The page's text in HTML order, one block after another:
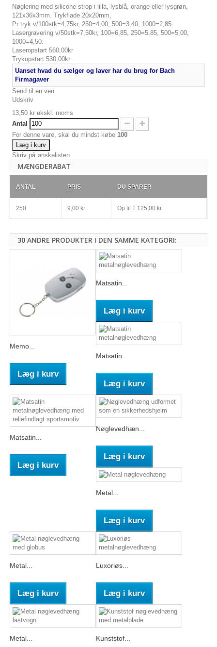
Nøglering med silicone strop i lilla, lysblå, orange eller lysgrøn,
121x36x3mm. Trykflade 20x20mm,
Pr tryk v/100stk=4,75kr, 250=4,00, 500=3,40, 1000=2,85.
Lasergravering v/50stk=7,50kr, 100=6,85, 250=5,85, 500=5,00,
1000=4,50.
Laseropstart 560,00kr
Trykopstart 530,00kr
Uanset hvad du sælger og laver har du brug for Bach
Firmagaver
Send til en ven
Udskriv
13,50 kr ekskl. moms
Antal
For denne vare, skal du mindst købe 100
Læg i kurv
Skriv på ønskelisten
MÆNGDERABAT
ANTAL PRIS DU SPARER
250 9,00 kr Op til 1 125,00 kr
30 ANDRE PRODUKTER I DEN SAMME KATEGORI:
Memo...
Læg i kurv
Matsatin...
Læg i kurv
Matsatin...
Læg i kurv
Matsatin...
Læg i kurv
Nøglevedhæn...
Læg i kurv
Metal...
Læg i kurv
Metal...
Læg i kurv
Luxoriøs...
Læg i kurv
Metal... Kunststof...